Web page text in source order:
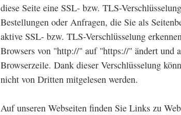
diese Seite eine SSL- bzw. TLS-
Bestellungen oder Anfragen, die Sie als
aktive SSL- bzw. TLS-Verschlüsselung
Browsers von "http://" auf "https://" ändert und
Browserzeile. Dank dieser Verschlüsselung
nicht von Dritten mitgelesen werden.
Auf unseren Webseiten finden Sie Links zu